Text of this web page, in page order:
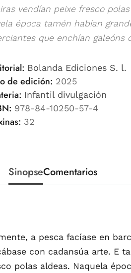
vendían peixe fresco
época tamén habían
que enchían galeóns
Bolanda Ediciones S. l.
de edición: 2025
Infantil divulgación
978-84-10250-57-4
32
SinopseComentarios
a pesca facíase en
con cadansúa arte. E
polas aldeas. Naquela